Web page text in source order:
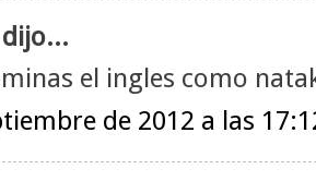
el ingles como
de 2012 a las